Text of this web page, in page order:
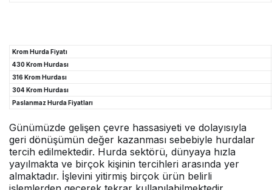
Krom Hurda Fiyatı
430 Krom Hurdası
316 Krom Hurdası
304 Krom Hurdası
Paslanmaz Hurda Fiyatları
Günümüzde gelişen çevre hassasiyeti ve dolayısıyla
geri dönüşümün değer kazanması sebebiyle hurdalar
tercih edilmektedir. Hurda sektörü, dünyaya hızla
yayılmakta ve birçok kişinin tercihleri arasında yer
almaktadır. İşlevini yitirmiş birçok ürün belirli